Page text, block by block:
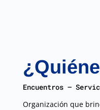
Encuentros –
Organización que